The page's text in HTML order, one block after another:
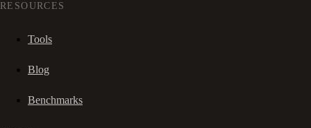
RESOURCES
Tools
Blog
Benchmarks